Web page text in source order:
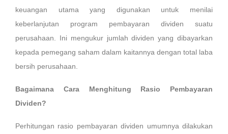
keuangan utama yang digunakan untuk menilai
keberlanjutan program pembayaran dividen suatu
perusahaan. Ini mengukur jumlah dividen yang dibayarkan
kepada pemegang saham dalam kaitannya dengan total laba
bersih perusahaan.
Bagaimana Cara Menghitung Rasio Pembayaran
Dividen?
Perhitungan rasio pembayaran dividen umumnya dilakukan